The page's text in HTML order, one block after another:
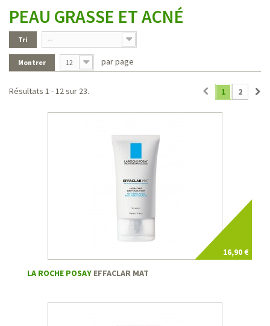
PEAU GRASSE ET ACNÉ
Tri --
Montrer 12 par page
1 2
Résultats 1 - 12 sur 23.
16,90 €
LA ROCHE POSAY EFFACLAR MAT